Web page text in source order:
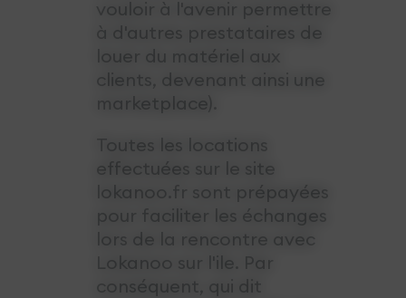
vouloir à l'avenir permettre
à d'autres prestataires de
louer du matériel aux
clients, devenant ainsi une
marketplace).
Toutes les locations
effectuées sur le site
lokanoo.fr sont prépayées
pour faciliter les échanges
lors de la rencontre avec
Lokanoo sur l'ile. Par
conséquent, qui dit